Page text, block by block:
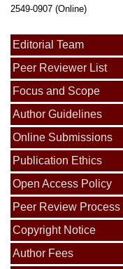
2549-0907 (Online)
Editorial Team
Peer Reviewer List
Focus and Scope
Author Guidelines
Online Submissions
Publication Ethics
Open Access Policy
Peer Review Process
Copyright Notice
Author Fees